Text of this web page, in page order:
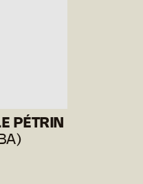
PÉTRIN